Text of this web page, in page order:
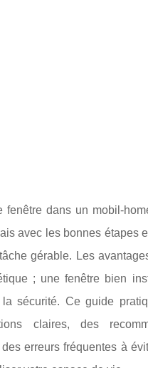
fenêtre dans un mobil-
avec les bonnes étapes
gérable. Les
; une fenêtre bien
la sécurité. Ce guide
claires, des
erreurs fréquentes à